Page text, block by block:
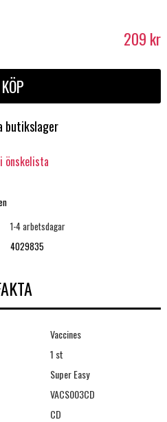
209 kr
KÖP
butikslager
önskelista
1-4 arbetsdagar
4029835
Vaccines
1 st
Super Easy
VACS003CD
CD